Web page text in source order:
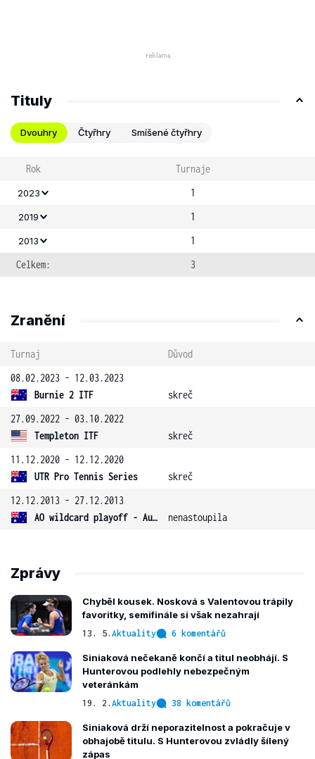
Tituly
Dvouhry Čtyřhry Smíšené čtyřhry
Rok Turnaje
2023 1
2019 1
2013
1
Celkem:
3
Zranění
Turnaj
Důvod
08.02.2023 - 12.03.2023
Burnie 2 ITF
skreč
27.09.2022 - 03.10.2022
Templeton ITF
skreč
11.12.2020 - 12.12.2020
UTR Pro Tennis Series
skreč
12.12.2013 - 27.12.2013
AO wildcard playoff - Austrálie
nenastoupila
Zprávy
Chyběl kousek. Nosková s Valentovou trápily
favoritky, semifinále si však nezahrají
13. 5. Aktuality 6 komentářů
Siniaková nečekaně končí a titul neobhájí. S
Hunterovou podlehly nebezpečným
veteránkám
19. 2. Aktuality 38 komentářů
Siniaková drží neporazitelnost a pokračuje v
obhajobě titulu. S Hunterovou zvládly šílený
zápas